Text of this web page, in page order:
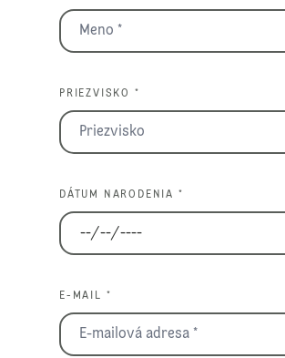
PRIEZVISKO *
DÁTUM NARODENIA *
E-MAIL *